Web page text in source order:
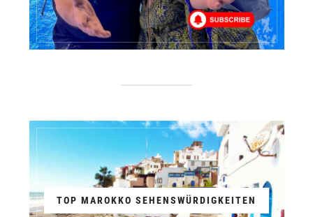
TOP MAROKKO SEHENSWÜRDIGKEITEN